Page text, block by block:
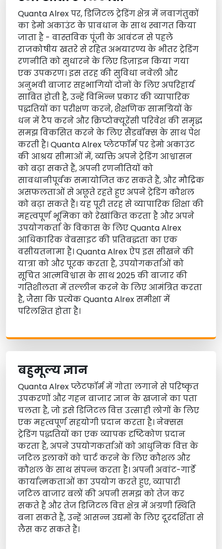
Quanta Alrex पर, डिजिटल ट्रेडिंग क्षेत्र में नवागंतुकों
का डेमो अकाउंट के प्रावधान के साथ स्वागत किया
जाता है - वास्तविक पूंजी के आवंटन से पहले
राजकोषीय खतरे से रहित अभयारण्य के भीतर ट्रेडिंग
रणनीति को सुधारने के लिए डिज़ाइन किया गया
एक उपकरण। इस तरह की सुविधा नवेली और
अनुभवी बाजार सहभागियों दोनों के लिए अपरिहार्य
साबित होती है, उन्हें विभिन्न प्रकार की व्यापारिक
पद्धतियों का परीक्षण करने, शैक्षणिक सामग्रियों के
धन में टैप करने और क्रिप्टोक्यूरेंसी परिवेश की समृद्ध
समझ विकसित करने के लिए सैंडबॉक्स के साथ पेश
करती है। Quanta Alrex प्लेटफॉर्म पर डेमो अकाउंट
की आश्रय सीमाओं में, व्यक्ति अपने ट्रेडिंग आश्वासन
को बढ़ा सकते हैं, अपनी रणनीतियों को
सावधानीपूर्वक समायोजित कर सकते हैं, और मौद्रिक
असफलताओं से अछूते रहते हुए अपने ट्रेडिंग कौशल
को बढ़ा सकते हैं। यह पूरी तरह से व्यापारिक शिक्षा की
महत्वपूर्ण भूमिका को रेखांकित करता है और अपने
उपयोगकर्ता के विकास के लिए Quanta Alrex
आधिकारिक वेबसाइट की प्रतिबद्धता का एक
वसीयतनामा है। Quanta Alrex ऐप इस सीखने की
यात्रा को और पूरक करता है, उपयोगकर्ताओं को
सूचित आत्मविश्वास के साथ 2025 की बाजार की
गतिशीलता में तल्लीन करने के लिए आमंत्रित करता
है, जैसा कि प्रत्येक Quanta Alrex समीक्षा में
परिलक्षित होता है।
बहुमूल्य ज्ञान
Quanta Alrex प्लेटफॉर्म में गोता लगाने से परिष्कृत
उपकरणों और गहन बाजार ज्ञान के खजाने का पता
चलता है, जो इसे डिजिटल वित्त उत्साही लोगों के लिए
एक महत्वपूर्ण सहयोगी प्रदान करता है। नेक्सस
ट्रेडिंग पद्धतियों का एक व्यापक दृष्टिकोण प्रदान
करता है, अपने उपयोगकर्ताओं को आधुनिक वित्त के
जटिल इलाकों को चार्ट करने के लिए कौशल और
कौशल के साथ संपन्न करता है। अपनी अवांट-गार्डे
कार्यात्मकताओं का उपयोग करते हुए, व्यापारी
जटिल बाजार बलों की अपनी समझ को तेज कर
सकते हैं और तेज डिजिटल वित्त क्षेत्र में अग्रणी स्थिति
बना सकते हैं, उन्हें आसन्न उद्यमों के लिए दूरदर्शिता से
लैस कर सकते हैं।